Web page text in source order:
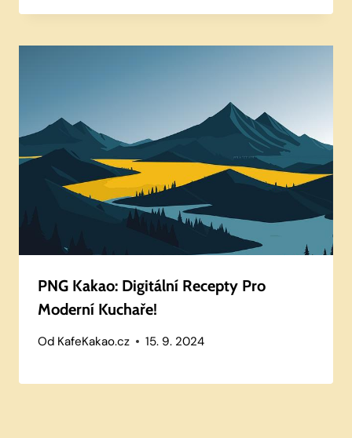
PNG Kakao: Digitální Recepty Pro
Moderní Kuchaře!
Od KafeKakao.cz 15. 9. 2024